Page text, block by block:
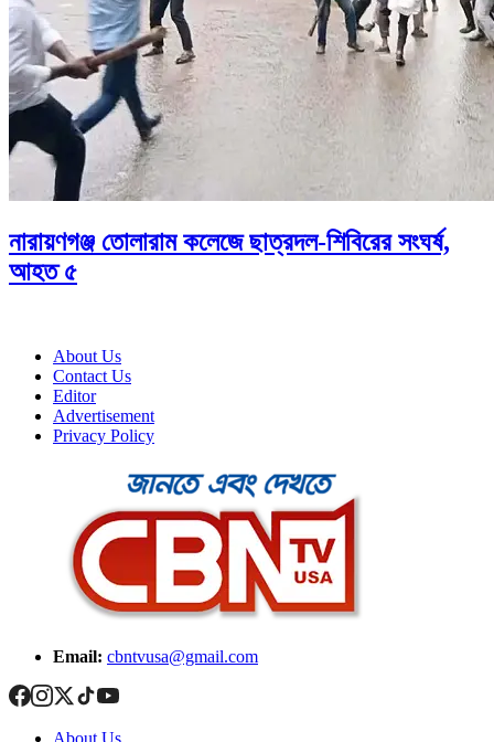
নারায়ণগঞ্জ তোলারাম কলেজে ছাত্রদল-শিবিরের সংঘর্ষ,
আহত ৫
About Us
Contact Us
Editor
Advertisement
Privacy Policy
Email: cbntvusa@gmail.com